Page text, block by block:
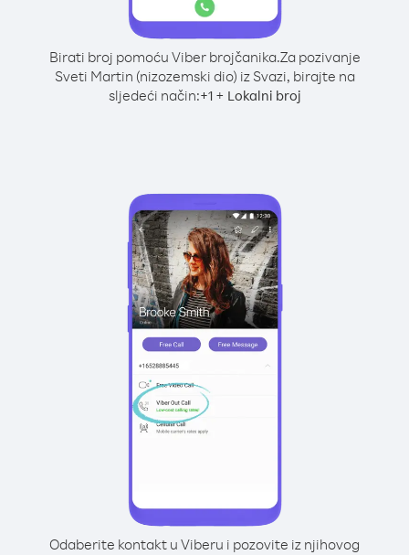
Birati broj pomoću Viber brojčanika.Za pozivanje
Sveti Martin (nizozemski dio) iz Svazi, birajte na
sljedeći način:+1+ Lokalni broj
Odaberite kontakt u Viberu i pozovite iz njihovog